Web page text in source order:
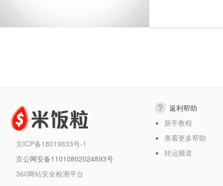
京ICP备18019833号-1
京公网安备11010802024893号
360网站安全检测平台
返利帮助
新手教程
查看更多帮助
转运频道